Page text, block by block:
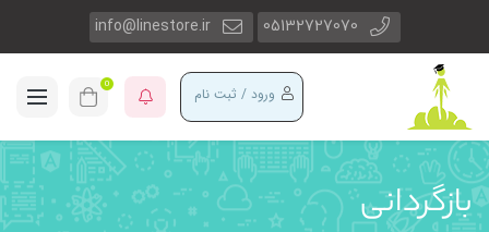
05132727070
info@linestore.ir
ورود / ثبت نام 0
بازگردانی